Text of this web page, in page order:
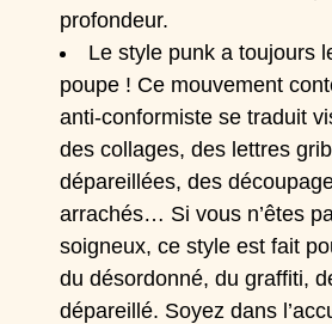
profondeur.
Le style punk a toujours
poupe ! Ce mouvement
anti-conformiste se traduit
des collages, des lettres
dépareillées, des
arrachés… Si vous n’êtes
soigneux, ce style est fait
du désordonné, du graffiti,
dépareillé. Soyez dans